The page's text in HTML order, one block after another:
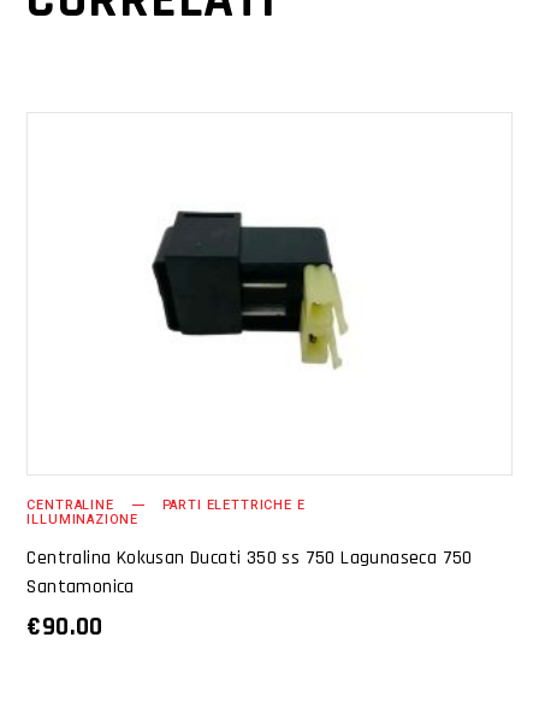
AGGIUNGI AL CARRELLO
CENTRALINE PARTI ELETTRICHE E
ILLUMINAZIONE
Centralina Kokusan Ducati 350 ss 750 Lagunaseca 750
Santamonica
€90.00